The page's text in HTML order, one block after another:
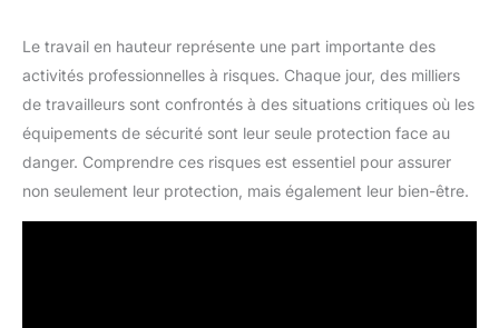
Le travail en hauteur représente une part importante des
activités professionnelles à risques. Chaque jour, des milliers
de travailleurs sont confrontés à des situations critiques où les
équipements de sécurité sont leur seule protection face au
danger. Comprendre ces risques est essentiel pour assurer
non seulement leur protection, mais également leur bien-être.